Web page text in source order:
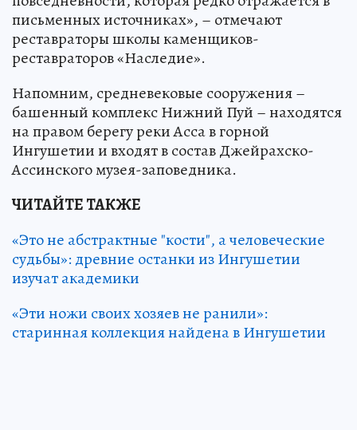
письменных источниках», – отмечают
реставраторы школы каменщиков-
реставраторов «Наследие».
Напомним, средневековые сооружения –
башенный комплекс Нижний Пуй – находятся
на правом берегу реки Асса в горной
Ингушетии и входят в состав Джейрахско-
Ассинского музея-заповедника.
ЧИТАЙТЕ ТАКЖЕ
«Это не абстрактные "кости", а человеческие
судьбы»: древние останки из Ингушетии
изучат академики
«Эти ножи своих хозяев не ранили»:
старинная коллекция найдена в Ингушетии